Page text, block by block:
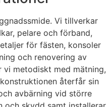
Vi tillverkar
pelare och förband,
för fästen, konsoler
och renovering av
vi metodiskt med mätning,
återfår sin
avbärning vid större